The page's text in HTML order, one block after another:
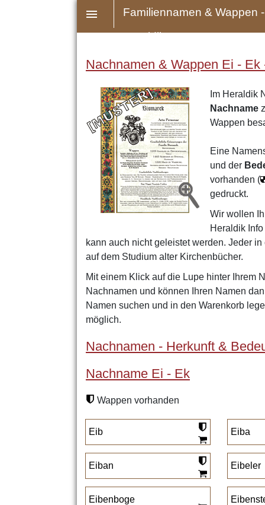
Familiennamen & Wappen -
Heraldik
Nachnamen & Wappen Ei -
Im Heraldik
Nachname
Wappen
Eine
und der
vorhanden (
gedruckt.
Wir wollen
Heraldik
kann auch nicht geleistet werden. Jeder
auf dem Studium alter Kirchenbücher.
Mit einem Klick auf die Lupe hinter Ihrem
Nachnamen und können Ihren Namen
Namen suchen und in den Warenkorb
möglich.
Nachnamen - Herkunft &
Nachname Ei - Ek
Wappen vorhanden
Eib Eiba
Eiban Eibeler
Eibenboge